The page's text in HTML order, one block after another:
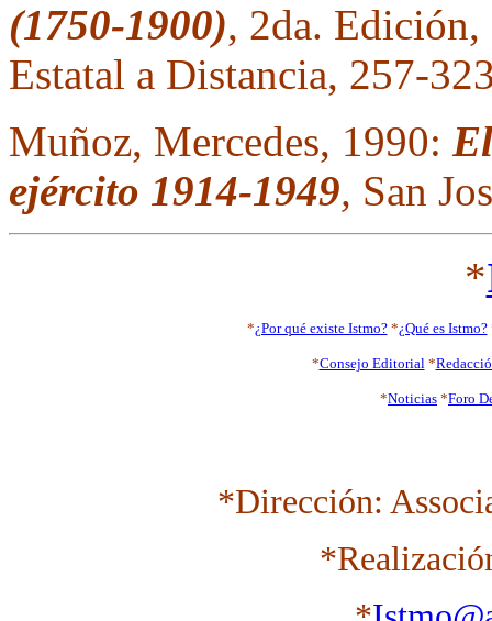
(1750-1900), 2da.
Estatal a Distancia, 257-
Muñoz, Mercedes, 1990:
ejército 1914-1949, San
*
*¿Por qué existe Istmo?*¿Qué es Istmo?
*Consejo Editorial*
*Noticias *Foro
*Dirección: